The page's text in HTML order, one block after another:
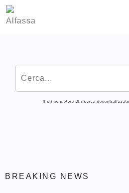
Il primo motore di ricerca
BREAKING NEWS